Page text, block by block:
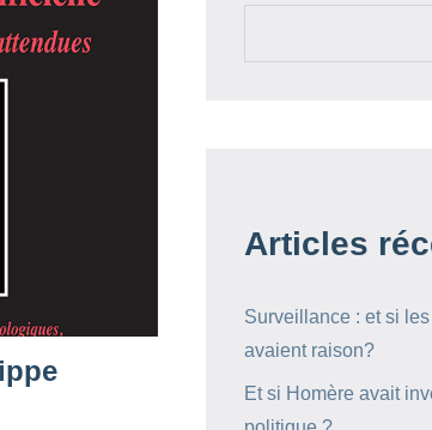
Articles
Surveillance : et si
avaient raison?
Et si Homère avait